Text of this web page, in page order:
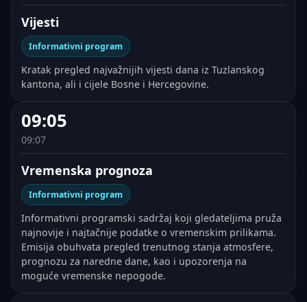
Vijesti
Informativni program
Kratak pregled najvažnijih vijesti dana iz Tuzlanskog
kantona, ali i cijele Bosne i Hercegovine.
09:05
09:07
Vremenska prognoza
Informativni program
Informativni programski sadržaj koji gledateljima pruža
najnovije i najtačnije podatke o vremenskim prilikama.
Emisija obuhvata pregled trenutnog stanja atmosfere,
prognozu za naredne dane, kao i upozorenja na
moguće vremenske nepogode.